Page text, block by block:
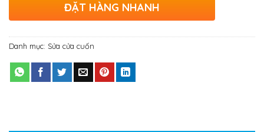
ĐẶT HÀNG NHANH
Danh mục: Sửa cửa cuốn